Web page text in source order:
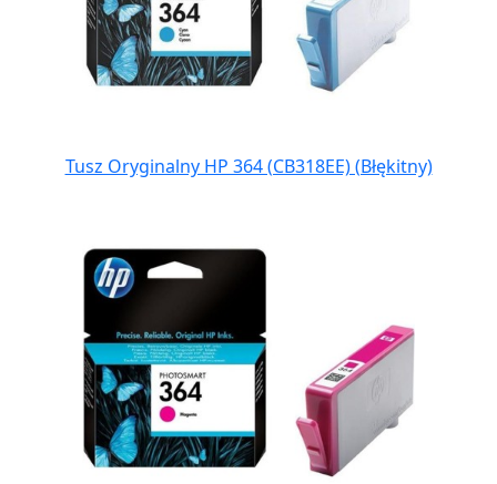
Tusz Oryginalny HP 364 (CB318EE) (Błękitny)